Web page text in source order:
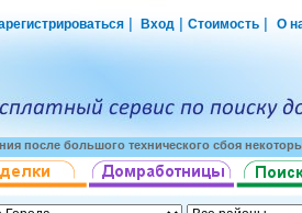
Вход Стоимость О
после большого технического сбоя